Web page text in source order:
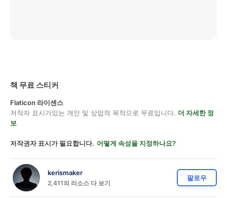
책 무료 스티커
Flaticon 라이센스
저작자 표시가있는 개인 및 상업적 목적으로 무료입니다. 더 자세한 정
보
저작권자 표시가 필요합니다. 어떻게 속성을 지정하나요?
kerismaker
2,411의 리소스 다 보기
팔로우